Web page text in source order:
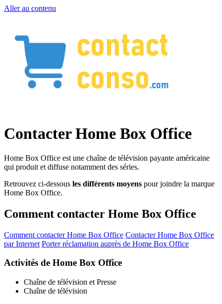
Aller au contenu
Contacter Home Box Office
Home Box Office est une chaîne de télévision payante américaine
qui produit et diffuse notamment des séries.
Retrouvez ci-dessous les différents moyens pour joindre la marque
Home Box Office.
Comment contacter Home Box Office
Comment contacter Home Box Office Contacter Home Box Office
par Internet Porter réclamation auprès de Home Box Office
Activités de Home Box Office
Chaîne de télévision et Presse
Chaîne de télévision